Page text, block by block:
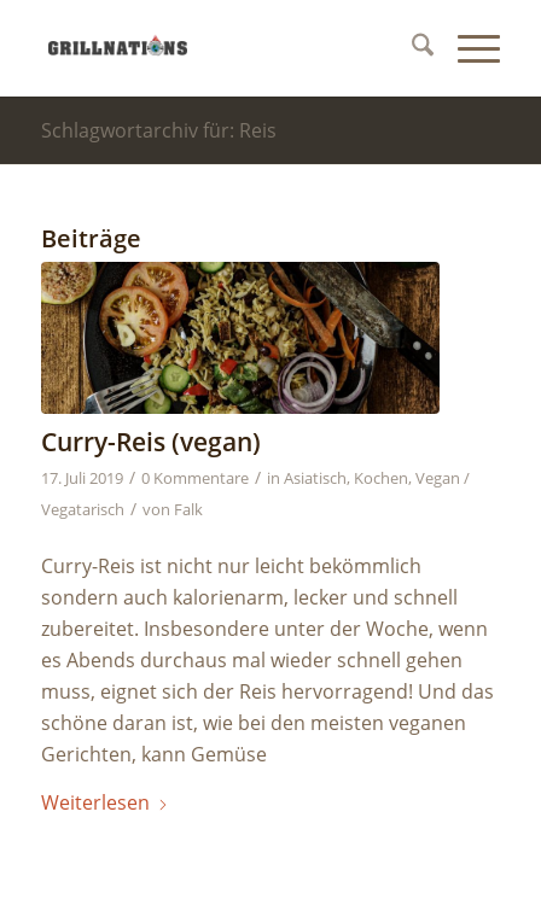
Schlagwortarchiv für: Reis
Beiträge
Curry-Reis (vegan)
17. Juli 2019 / 0 Kommentare / in Asiatisch, Kochen, Vegan /
Vegatarisch / von Falk
Curry-Reis ist nicht nur leicht bekömmlich
sondern auch kalorienarm, lecker und schnell
zubereitet. Insbesondere unter der Woche, wenn
es Abends durchaus mal wieder schnell gehen
muss, eignet sich der Reis hervorragend! Und das
schöne daran ist, wie bei den meisten veganen
Gerichten, kann Gemüse
Weiterlesen